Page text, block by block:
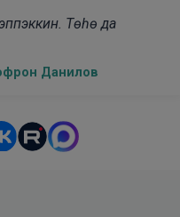
Төһө да
Данилов